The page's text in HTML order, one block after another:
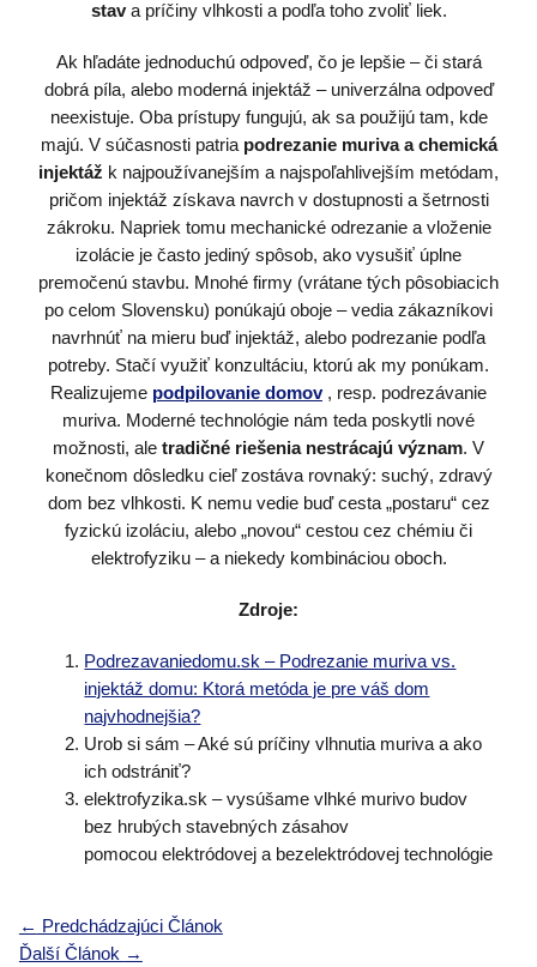
stava príčiny vlhkosti a podľa toho zvoliť liek.
Ak hľadáte jednoduchú odpoveď, čo je lepšie – či stará
dobrá píla, alebo moderná injektáž – univerzálna odpoveď
neexistuje. Oba prístupy fungujú, ak sa použijú tam, kde
majú. V súčasnosti patria podrezanie muriva a chemická
injektáž k najpoužívanejším a najspoľahlivejším metódam,
pričom injektáž získava navrch v dostupnosti a šetrnosti
zákroku. Napriek tomu mechanické odrezanie a vloženie
izolácie je často jediný spôsob, ako vysušiť úplne
premočenú stavbu. Mnohé firmy (vrátane tých pôsobiacich
po celom Slovensku) ponúkajú oboje – vedia zákazníkovi
navrhnúť na mieru buď injektáž, alebo podrezanie podľa
potreby. Stačí využiť konzultáciu, ktorú ak my ponúkam.
Realizujeme podpilovanie domov, resp. podrezávanie
muriva. Moderné technológie nám teda poskytli nové
možnosti, ale tradičné riešenia nestrácajú význam. V
konečnom dôsledku cieľ zostáva rovnaký: suchý, zdravý
dom bez vlhkosti. K nemu vedie buď cesta „postaru“ cez
fyzickú izoláciu, alebo „novou“ cestou cez chémiu či
elektrofyziku – a niekedy kombináciou oboch.
Zdroje:
Podrezavaniedomu.sk – Podrezanie muriva vs.
injektáž domu: Ktorá metóda je pre váš dom
najvhodnejšia?
Urob si sám – Aké sú príčiny vlhnutia muriva a ako
ich odstrániť?
elektrofyzika.sk – vysúšame vlhké murivo budov
bez hrubých stavebných zásahov
pomocou elektródovej a bezelektródovej technológie
Navigácia
v
← Predchádzajúci Článok
Ďalší Článok →